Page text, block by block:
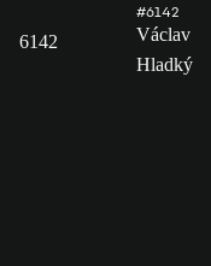
6142
#6142
Václav
Hladký